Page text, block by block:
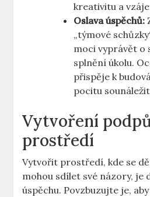
kreativitu a
Oslava úspěchů:
„týmové
moci vyprávět o
splnění úkolu.
přispěje k
pocitu
Vytvoření
prostředí
Vytvořit prostředí, kde se
mohou sdílet své názory, je
úspěchu. Povzbuzujte ‌je,